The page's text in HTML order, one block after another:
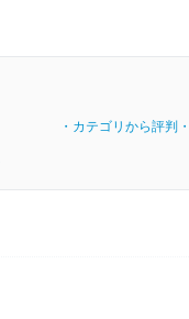
・カテゴリから評判